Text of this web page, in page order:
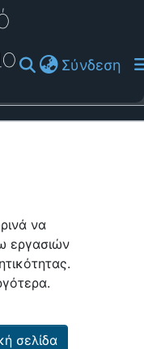
Σύνδεση
να
εργασιών
σελίδα